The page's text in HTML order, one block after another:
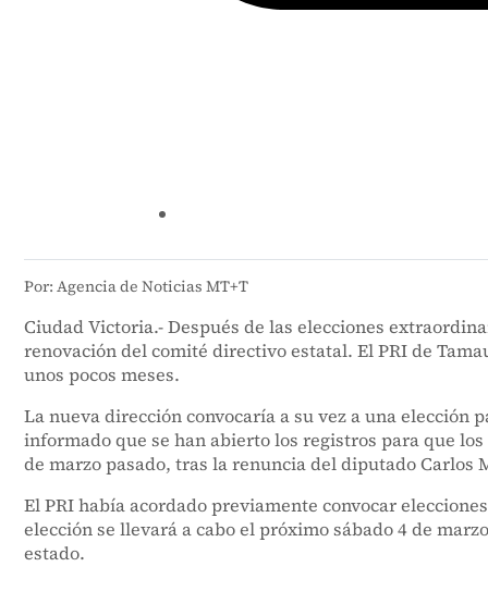
Por: Agencia de Noticias MT+T
Ciudad Victoria.- Después de las elecciones
renovación del comité directivo estatal. El PRI de
unos pocos meses.
La nueva dirección convocaría a su vez a una
informado que se han abierto los registros para que
de marzo pasado, tras la renuncia del diputado
El PRI había acordado previamente convocar
elección se llevará a cabo el próximo sábado 4 de
estado.